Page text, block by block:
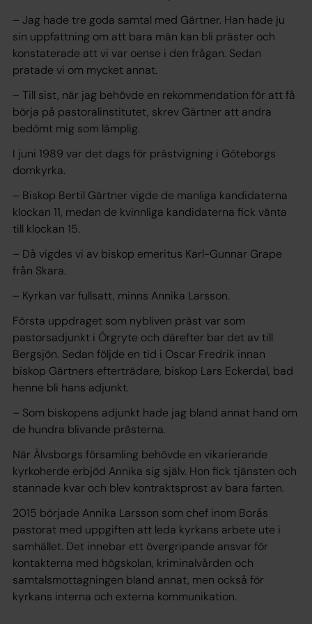
– Jag hade tre goda samtal med Gärtner. Han hade ju
sin uppfattning om att bara män kan bli präster och
konstaterade att vi var oense i den frågan. Sedan
pratade vi om mycket annat.
– Till sist, när jag behövde en rekommendation för att få
börja på pastoralinstitutet, skrev Gärtner att andra
bedömt mig som lämplig.
I juni 1989 var det dags för prästvigning i Göteborgs
domkyrka.
– Biskop Bertil Gärtner vigde de manliga kandidaterna
klockan 11, medan de kvinnliga kandidaterna fick vänta
till klockan 15.
– Då vigdes vi av biskop emeritus Karl-Gunnar Grape
från Skara.
– Kyrkan var fullsatt, minns Annika Larsson.
Första uppdraget som nybliven präst var som
pastorsadjunkt i Örgryte och därefter bar det av till
Bergsjön. Sedan följde en tid i Oscar Fredrik innan
biskop Gärtners efterträdare, biskop Lars Eckerdal, bad
henne bli hans adjunkt.
– Som biskopens adjunkt hade jag bland annat hand om
de hundra blivande prästerna.
När Älvsborgs församling behövde en vikarierande
kyrkoherde erbjöd Annika sig själv. Hon fick tjänsten och
stannade kvar och blev kontraktsprost av bara farten.
2015 började Annika Larsson som chef inom Borås
pastorat med uppgiften att leda kyrkans arbete ute i
samhället. Det innebar ett övergripande ansvar för
kontakterna med högskolan, kriminalvården och
samtalsmottagningen bland annat, men också för
kyrkans interna och externa kommunikation.